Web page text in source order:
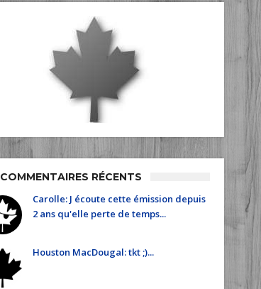
COMMENTAIRES RÉCENTS
Carolle: J écoute cette émission depuis
2 ans qu'elle perte de temps...
Houston MacDougal: tkt ;)...